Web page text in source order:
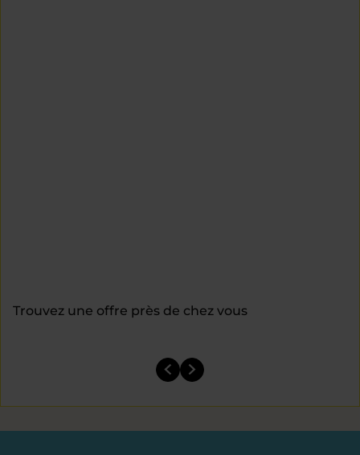
Trouvez une offre près de chez vous